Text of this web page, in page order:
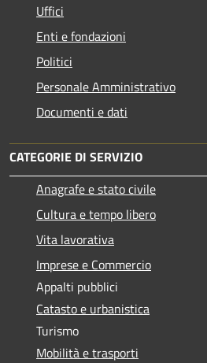
Uffici
Enti e fondazioni
Politici
Personale Amministrativo
Documenti e dati
CATEGORIE DI SERVIZIO
Anagrafe e stato civile
Cultura e tempo libero
Vita lavorativa
Imprese e Commercio
Appalti pubblici
Catasto e urbanistica
Turismo
Mobilità e trasporti